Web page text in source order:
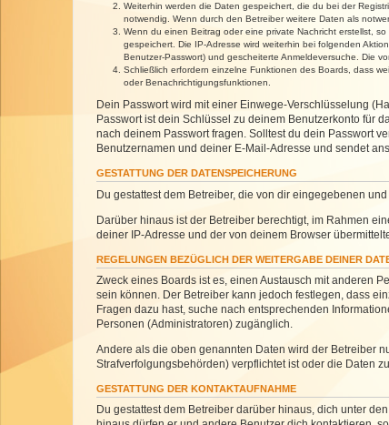
Weiterhin werden die Daten gespeichert, die du bei der
notwendig. Wenn durch den Betreiber weitere Daten als
Wenn du einen Beitrag oder eine private Nachricht erstellst,
gespeichert. Die IP-Adresse wird weiterhin bei folgenden
Benutzer-Passwort) und gescheiterte Anmeldeversuche. Die
Schließlich erfordern einzelne Funktionen des Boards, dass
oder Benachrichtigungsfunktionen.
Dein Passwort wird mit einer Einwege-Verschlüsselung
Passwort ist dein Schlüssel zu deinem Benutzerkonto für
nach deinem Passwort fragen. Solltest du dein Passwort
Benutzernamen und deiner E-Mail-Adresse und sendet
GESTATTUNG DER DATENSPEICHERUNG
Du gestattest dem Betreiber, die von dir eingegebenen
Darüber hinaus ist der Betreiber berechtigt, im Rahmen
deiner IP-Adresse und der von deinem Browser
REGELUNGEN BEZÜGLICH DER WEITERGABE DEINER
Zweck eines Boards ist es, einen Austausch mit anderen
sein können. Der Betreiber kann jedoch festlegen, dass
Fragen dazu hast, suche nach entsprechenden
Personen (Administratoren) zugänglich.
Andere als die oben genannten Daten wird der Betreiber
Strafverfolgungsbehörden) verpflichtet ist oder die Daten
GESTATTUNG DER KONTAKTAUFNAHME
Du gestattest dem Betreiber darüber hinaus, dich unter